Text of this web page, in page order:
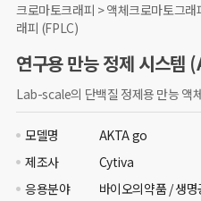
크로마토크래피 > 액체크로마토그
래피 (FPLC)
연구용 만능 정제 시스템
Lab-scale의 단백질 정제용 만능 액
모델명
AKTA go
제조사
Cytiva
응용분야
바이오의약품 / 생